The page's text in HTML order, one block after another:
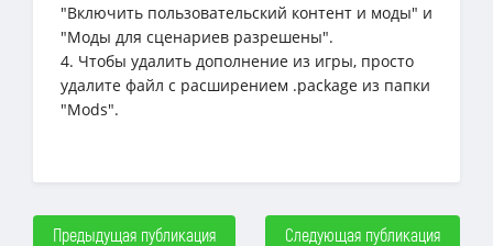
"Включить пользовательский контент и моды" и
"Моды для сценариев разрешены".
4. Чтобы удалить дополнение из игры, просто
удалите файл с расширением .package из папки
"Mods".
Предыдущая публикация Следующая публикация